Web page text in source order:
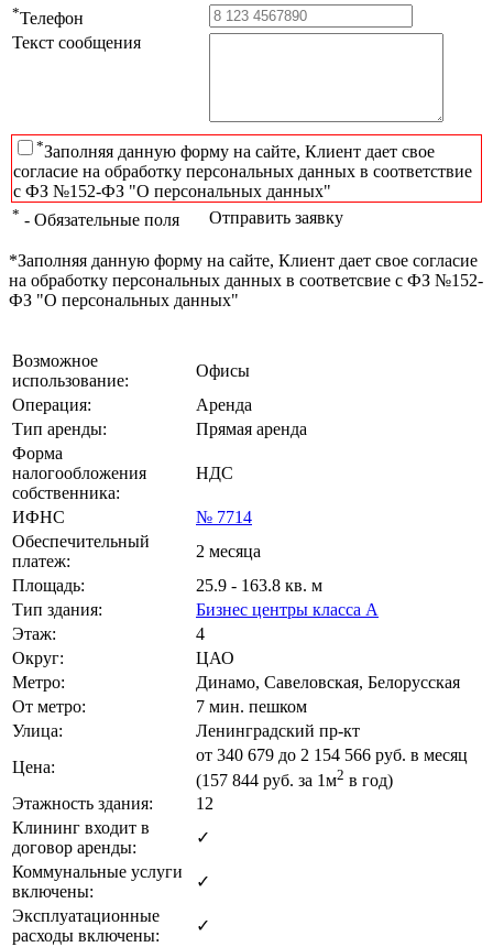
*Телефон
Текст сообщения
*Заполняя данную форму на сайте, Клиент дает свое
согласие на обработку персональных данных в соответствие
с ФЗ №152-ФЗ "О персональных данных"
* - Обязательные поля Отправить заявку
*Заполняя данную форму на сайте, Клиент дает свое согласие
на обработку персональных данных в соответсвие с ФЗ №152-
ФЗ "О персональных данных"
Возможное
использование:
Офисы
Операция:
Аренда
Тип аренды:
Прямая аренда
Форма
налогообложения
собственника:
НДС
ИФНС
№ 7714
Обеспечительный
платеж:
2 месяца
Площадь:
25.9 - 163.8 кв. м
Тип здания:
Бизнес центры класса А
Этаж:
4
Округ:
ЦАО
Метро:
Динамо, Савеловская, Белорусская
От метро:
7 мин. пешком
Улица:
Ленинградский пр-кт
Цена:
от 340 679 до 2 154 566 руб. в месяц
(157 844 руб. за 1м2 в год)
Этажность здания:
12
Клининг входит в
договор аренды:
✓
Коммунальные услуги
включены:
✓
Эксплуатационные
расходы включены:
✓